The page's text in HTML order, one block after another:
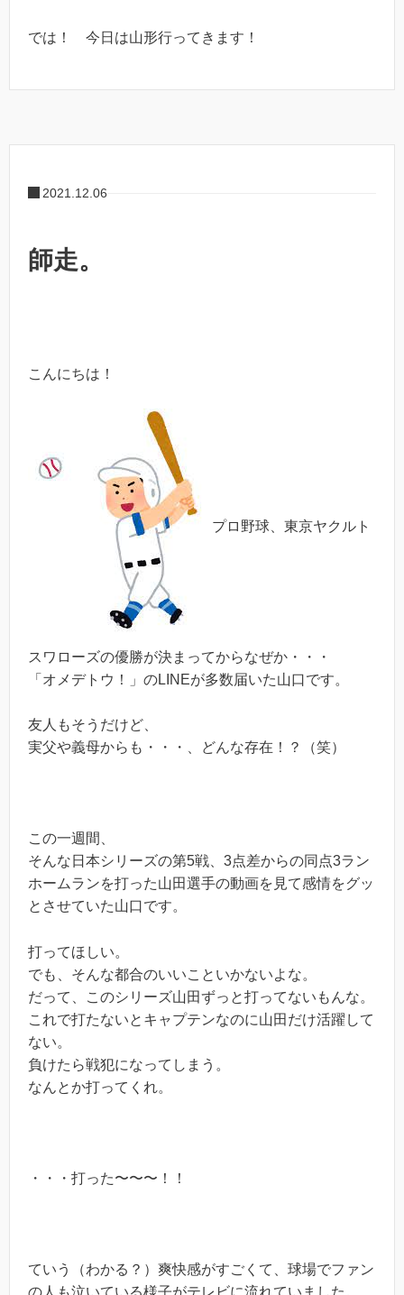
では！ 今日は山形行ってきます！
2021.12.06
師走。
こんにちは！
プロ野球、東京ヤクルト
スワローズの優勝が決まってからなぜか・・・
「オメデトウ！」のLINEが多数届いた山口です。
友人もそうだけど、
実父や義母からも・・・、どんな存在！？（笑）
この一週間、
そんな日本シリーズの第5戦、3点差からの同点3ラン
ホームランを打った山田選手の動画を見て感情をグッ
とさせていた山口です。
打ってほしい。
でも、そんな都合のいいこといかないよな。
だって、このシリーズ山田ずっと打ってないもんな。
これで打たないとキャプテンなのに山田だけ活躍して
ない。
負けたら戦犯になってしまう。
なんとか打ってくれ。
・・・打った〜〜〜！！
ていう（わかる？）爽快感がすごくて、球場でファン